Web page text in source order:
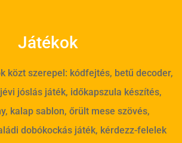
Játékok
közt szerepel: kódfejtés, betű decoder,
jóslás játék, időkapszula készítés,
kalap sablon, őrült mese szövés,
dobókockás játék, kérdezz-felelek